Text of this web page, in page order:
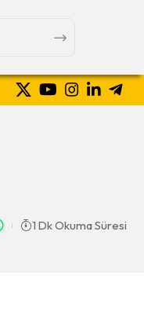
1 Dk Okuma Süresi